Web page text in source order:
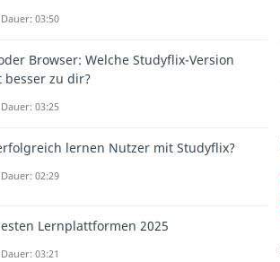
03:50
Browser: Welche Studyflix-Version
besser zu dir?
03:25
lernen Nutzer mit Studyflix?
02:29
Lernplattformen 2025
03:21